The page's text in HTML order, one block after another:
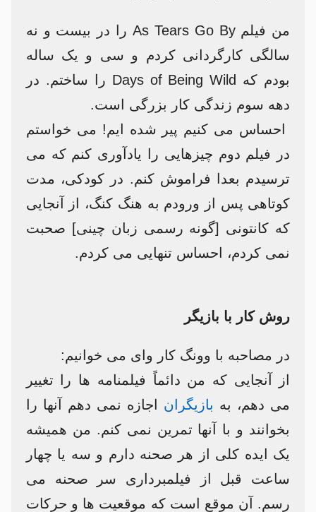
من فیلم As Tears Go By را در بیست و نه
سالگی کارگردانی کردم و سی و یک ساله
بودم که Days of Being Wild را ساختم. در
دهه سوم زندگی کار بزرگی است.
احساس می کنیم پیر شده ایم! می خواستم
در فیلم دوم چیزهایی را یادآوری کنم که می
ترسیدم بعدا فراموش کنم. در کودکی، مدت
کوتاهی پس از ورودم به هنگ کنگ، از آنجایی
که کانتونی [گونه رسمی زبان چینی] صحبت
نمی کردم، احساس تنهایی می کردم.
روش کار با بازیگر
در مصاحبه با وونگ کار وای می خوانیم:
از آنجایی که من دائماً فیلمنامه ها را تغییر
می دهم، به بازیگران اجازه نمی دهم آنها را
بخوانند و با آنها تمرین نمی کنم. من همیشه
یک ایده کلی از هر صحنه دارم و سه یا چهار
ساعت قبل از فیلمبرداری سر صحنه می
رسم. آن موقع است که موقعیت ها و حرکات